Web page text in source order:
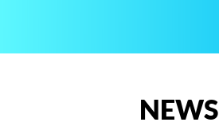
NEWS